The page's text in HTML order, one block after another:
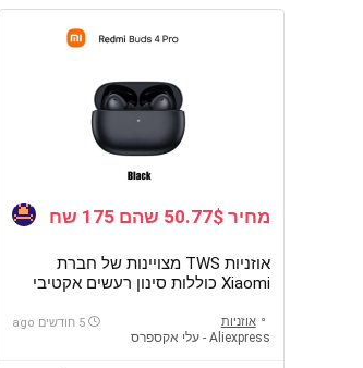
מחיר 50.77$ שהם 175 שח
אוזניות TWS מצויינות של חברת
Xiaomi כוללות סינון רעשים אקטיבי
בזק, מומלץ למהר
אוזניות
Aliexpress - עלי אקספרס
5 חודשים ago